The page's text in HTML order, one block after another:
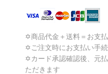
✡商品代金＋送料＝お支
✡ご注文時にお支払い手
✡カード承認確認後、元
ただきます